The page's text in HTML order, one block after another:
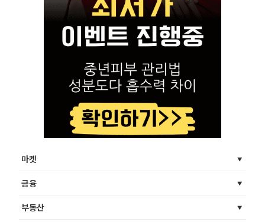
마켓
금융
부동산